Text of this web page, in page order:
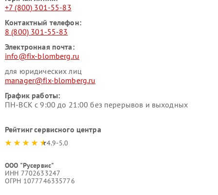
+7 (800) 301-55-83
Контактный телефон:
8 (800) 301-55-83
Электронная почта:
info@fix-blomberg.ru
для юридических лиц
manager@fix-blomberg.ru
График работы:
ПН-ВСК с 9:00 до 21:00 без перерывов и выходных
Рейтинг сервисного центра
4.9-5.0
ООО "Русервис"
ИНН 7702633247
ОГРН 1077746335776